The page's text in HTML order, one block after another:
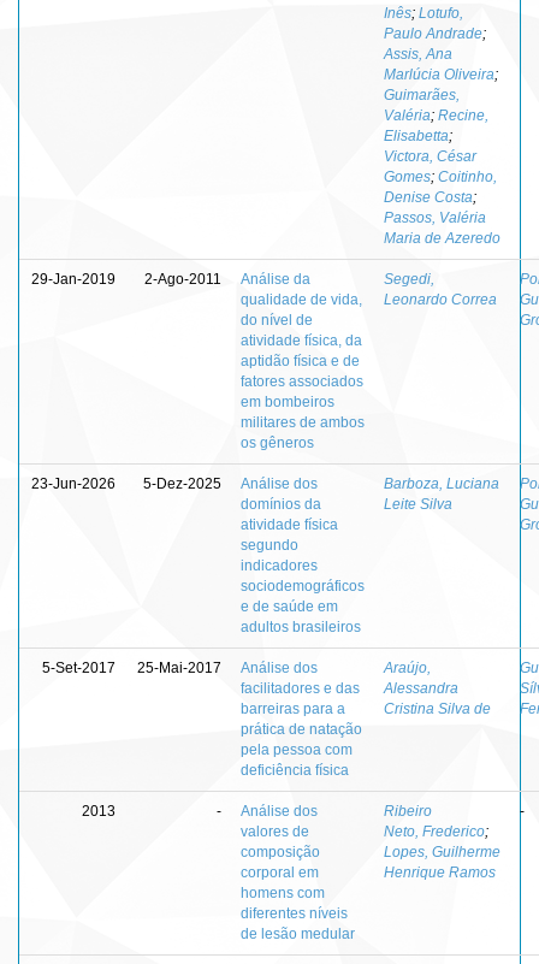
Inês; Lotufo,
Paulo Andrade;
Assis, Ana
Marlúcia Oliveira;
Guimarães,
Valéria; Recine,
Elisabetta;
Victora, César
Gomes; Coitinho,
Denise Costa;
Passos, Valéria
Maria de Azeredo
29-Jan-2019 2-Ago-2011
Análise da
qualidade de vida,
do nível de
atividade física, da
aptidão física e de
fatores associados
em bombeiros
militares de ambos
os gêneros
Segedi,
Leonardo Correa
23-Jun-2026 5-Dez-2025
Análise dos
domínios da
atividade física
segundo
indicadores
sociodemográficos
e de saúde em
adultos brasileiros
Barboza, Luciana
Leite Silva
5-Set-2017 25-Mai-2017
Análise dos
facilitadores e das
barreiras para a
prática de natação
pela pessoa com
deficiência física
Araújo,
Alessandra
Cristina Silva de
2013 -
Análise dos
valores de
composição
corporal em
homens com
diferentes níveis
de lesão medular
Ribeiro
Neto, Frederico;
Lopes, Guilherme
Henrique Ramos
-